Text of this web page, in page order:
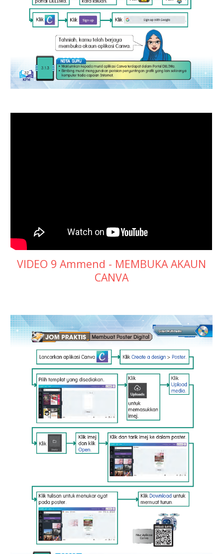
VIDEO 9 Ammend - MEMBUKA AKAUN
CANVA